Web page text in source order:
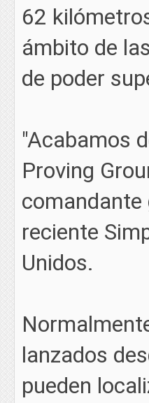
62
ámbito de
de poder
"Acabamos
Proving
comandante
reciente
Unidos.
lanzados
pueden